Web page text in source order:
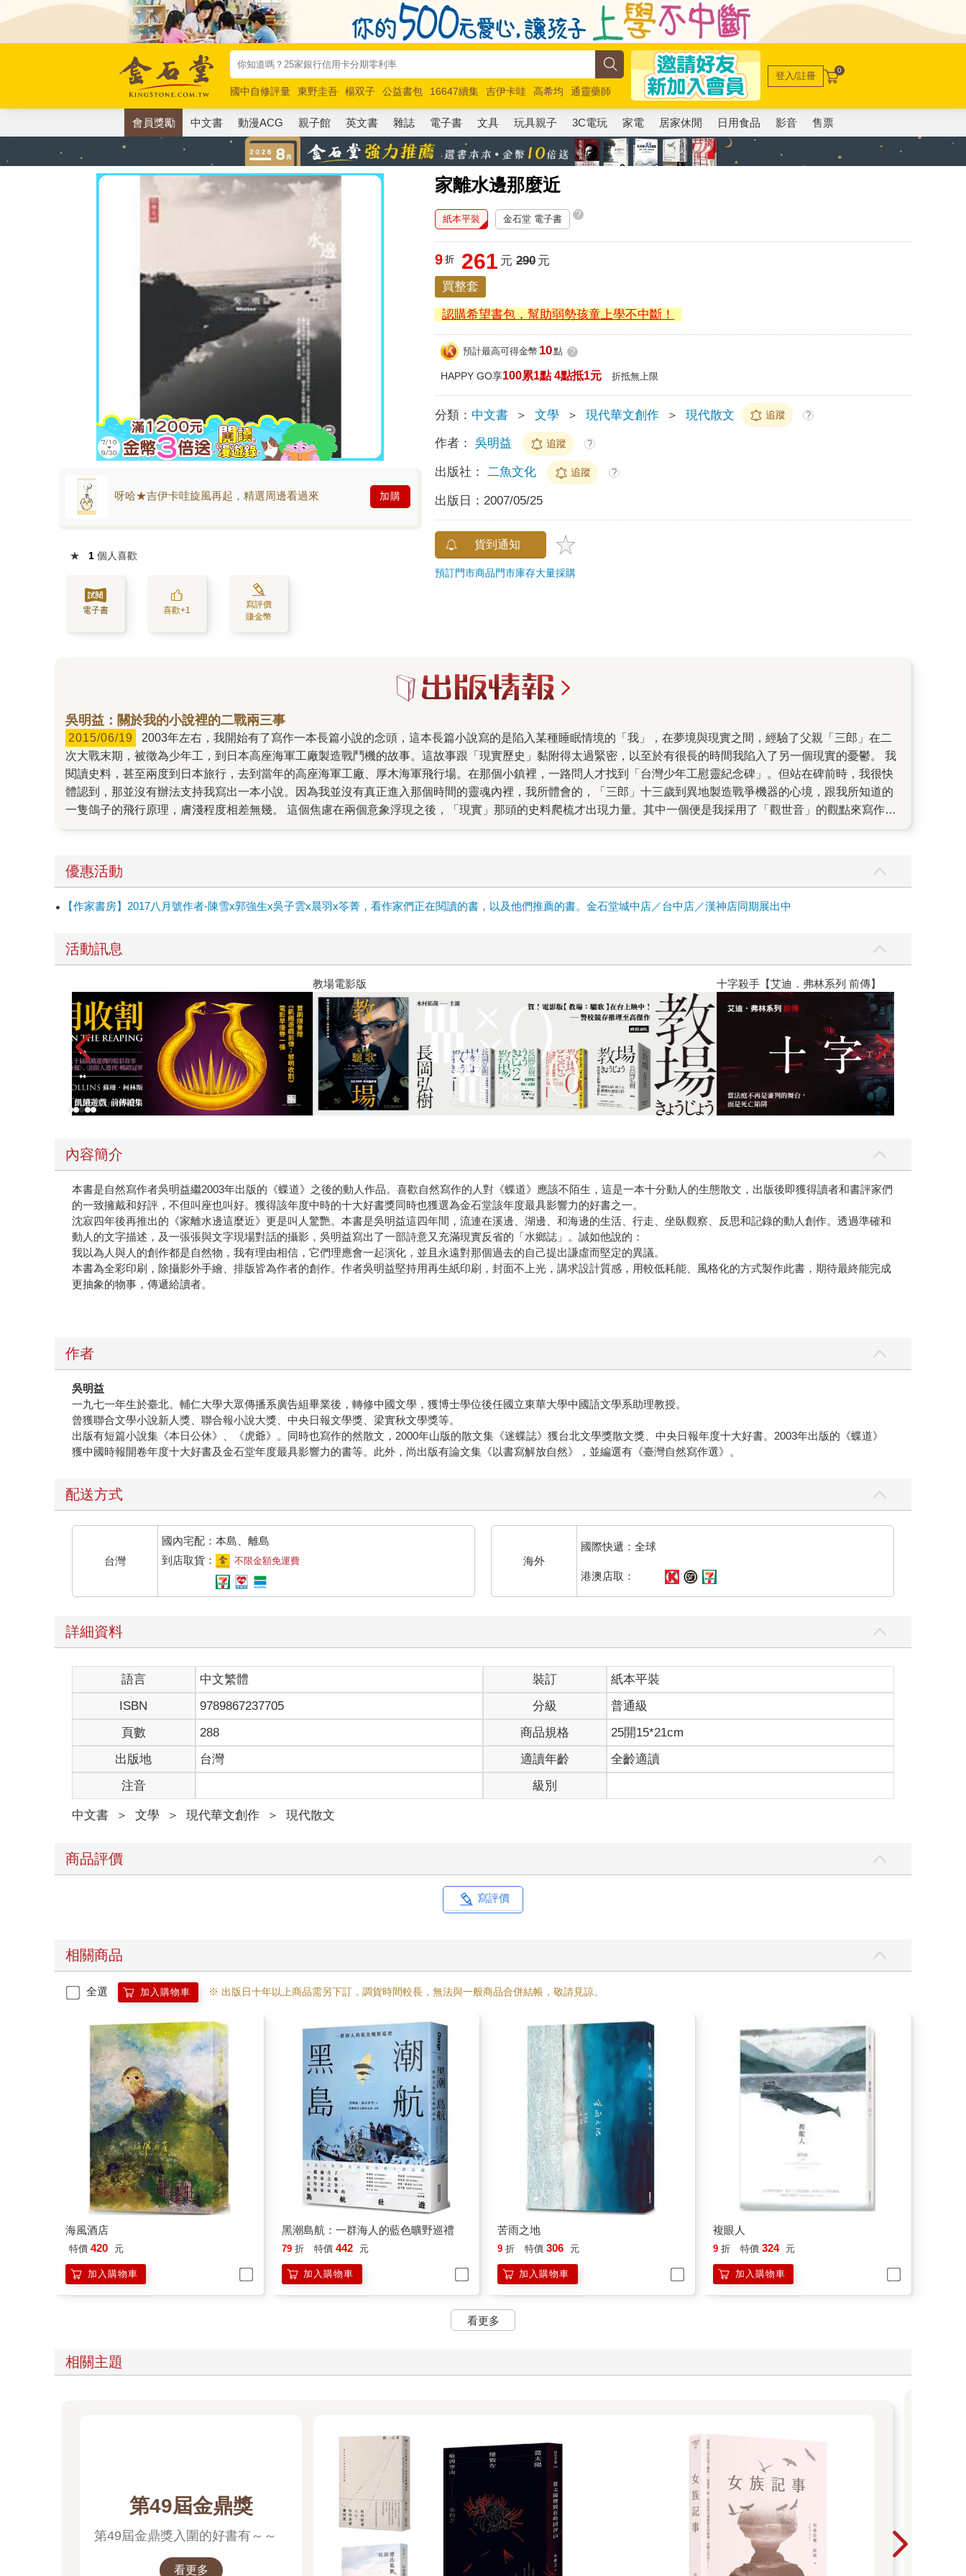
國中自修評量 東野圭吾 楊双子 公益書包 16647續集 吉伊卡哇 高希均
通靈藥師
唯紅花綻放
奧德賽 路邊攤新作 馬斯克 玩具總動員5 超慢跑
登入/註冊 0
會員獎勵 中文書 動漫ACG 親子館 英文書 雜誌 電子書 文具 玩具親子 3C電玩 家電 居家休閒 日用食品 影音 售票
家離水邊那麼近
呀哈★吉伊卡哇旋風再起，精選周邊看過來 加購
★ 1 個人喜歡
電子書 喜歡+1
寫評價
賺金幣
紙本平裝 金石堂 電子書 ?
9 折 261 元 290元
買整套
認購希望書包，幫助弱勢孩童上學不中斷！
預計最高可得金幣 10點 ?
HAPPY GO享100累1點 4點抵1元 折抵無上限
分類： 中文書 ＞ 文學 ＞ 現代華文創作 ＞ 現代散文 追蹤 ?
作者： 吳明益 追蹤 ?
出版社： 二魚文化 追蹤 ?
出版日： 2007/05/25
貨到通知
預訂門市商品門市庫存大量採購
吳明益：關於我的小說裡的二戰兩三事
2015/06/19
2003年左右，我開始有了寫作一本長篇小說的念頭，這本長篇小說寫的是陷入某種睡眠情境的「我」，在夢境與現實之間，經驗了父親「三郎」在二
次大戰末期，被徵為少年工，到日本高座海軍工廠製造戰鬥機的故事。這故事跟「現實歷史」黏附得太過緊密，以至於有很長的時間我陷入了另一個現實的憂鬱。 我
閱讀史料，甚至兩度到日本旅行，去到當年的高座海軍工廠、厚木海軍飛行場。在那個小鎮裡，一路問人才找到「台灣少年工慰靈紀念碑」。但站在碑前時，我很快
體認到，那並沒有辦法支持我寫出一本小說。因為我並沒有真正進入那個時間的靈魂內裡，我所體會的，「三郎」十三歲到異地製造戰爭機器的心境，跟我所知道的
一隻鴿子的飛行原理，膚淺程度相差無幾。 這個焦慮在兩個意象浮現之後，「現實」那頭的史料爬梳才出現力量。其中一個便是我採用了「觀世音」的觀點來寫作，
年）寫給川端康成的書信裡提到自己參加「勤勞動員」，住在「神奈川縣，高座郡，大和局高座廠，第五員工宿舍」裡，這正是小說裡的「三郎」所在的廠區。 加上
平岡提到黃昏時曾為台灣來的少年工說故事，並且用飛機的機油炒菜給他們吃，讓我也不禁想像，那時也在同一營區的我的「三郎」，會不會也吃過平岡公威炒的
菜，聽過他講的故事呢？ 也是少年工的我父親如果見過年輕時的三島由紀夫（甚至聽過他講故事），這點我光想就像身為蠟燭被點上火一樣，覺得人生如此神祕。 經
那輛腳踏車呢。我回信給對方，說如果我還繼續寫作，有一天我會寫出一本小說，告訴他（或她）腳踏車到哪裡去了。 讀著這封信，我不禁想起當年為了寫作《睡眠
好像它的主人進去了森林之後，再也沒有出來取走它似的。 我想，也許在那一刻，小說就已經開始了。 有很長的一段時間我開始對老鐵馬產生興趣與情感，我開始購
買老鐵馬的零件、琺瑯商標，到後來成了一個在街上尋找老鐵馬的人。不過直到小說動筆以前，我都沒有想到過，小說竟然會「再回到那場戰爭裡」。 腳踏車運用在
戰爭裡，最早可能在1875年，義大利人運用腳踏車在戰場上作為傳遞訊息之用。而世界上最知名的腳踏車部隊就是瑞士的山岳腳踏車旅。二戰時也有不少國家組織成
腳踏車部隊，在一本名為《戰爭中的腳踏車》（Jim Fitzpatrick, The Bicycle in Wartime: An Illustrated History, Star Hill Studio, 2011）的書裡，我讀到一支日本發動
太平洋戰爭時的重要部隊（或者應該說是作戰方式才對）——銀輪部隊。 這世界上，似乎沒有什麼發明物不會被運用在戰爭裡。戰爭是一種吞噬人類創造性技術的漩
渦，戰爭也似乎是一種激發人類傷害人類創造性技術的子宮。當時日軍一位參謀官?政信，奉命研究叢林戰法，因此在台灣這個多山、多河流的島嶼，為這支銀輪部隊
進行過長程騎行的演練。 對一個小說作者來說，這就像有人遞給你一把陌生的鑰匙，而你似乎直覺到它將開啟什麼？那被開啟的或許不屬於學術上的，而是屬於人性
裡的某處隱匿的空間。 隨著閱讀、訪談，我漸漸隨著腳踏車踏進一處又一處陌生的虛構森林，在這個追尋過程裡，我曾因為一本書而幾乎帶著故事走向另一個方向。
說的人物全盤更改，那就是小?提到太平洋戰爭開始以後，日本徵召了一些作家到各地戰場，以便進行戰爭宣傳報導。詩人高見順、小說尾崎士郎被陸軍徵用，以《蒼
氓》獲第一屆芥川獎的小說家石川達三則被海軍徵用，日後寫出了對戰爭態度完全不同的作品（先是以文學家的悲憫反省了這場戰爭，卻因書被捕入獄，出獄後，寫
作上竟有了完全不同的轉向）。我想，戰爭對這些作家，絕對是一場心靈的大轟炸。 高見順先後到了緬甸與中國戰場，在得知日本無條件投降的時候，他彷彿鬆了一
口氣寫道：「終於結束了。」當我讀到他在《敗戰日記》裡寫道「戰爭是人類的疾病，戰後不論戰勝國還是戰敗國，人類再也無法重建美好的世界」、「如果你吃薤
的鱗莖，或者向金魚跪拜，或許就能躲過炸彈」時，我想像著這樣一個人是怎麼看待自己的國家成為戰爭之罪的核心，又是怎麼看待自己成為戰爭裡罪的一員。 而
小?在書裡，曾側寫了一段高見順在緬甸，與一名緬甸女子幽會的場景：「可不知怎麼我被帶到了一個像日本寺院的走廊一樣的地方，那女人在那兒鋪上一張像蓆子那
樣的東西。月光照進來，那個女人的臉顯得非常蒼白。回來時，高見先生說：『有一股怪味直衝鼻子。』緬甸女人把一種很像茉莉花的『尼姬蒡』花直接擦在肌膚
上。法國香水就是這種花的浸出物精製而成的。這裡的女人把花的浸出物塗在身上，汗味和花粉味混合在一起，散發出一種強烈的氣味……」（小?行男，
互認識的人所決定，而且這些人的生命並不會受到任何威脅；但實際處在戰場上的卻是無數相互不認識的士兵，而他們將在殘酷的戰火中成為砲灰。」（2014:44）
那場戰爭看似遠離，但仍然透過上一代，以我們不知道的傷痛的遺傳模式，活存在我們身體裡的某處。只是多數人不知道而已。 而在寫小說時，我反覆拆解、組裝那
些老鐵馬，那些還沒有在時間之河裡沒頂的鐵馬，我為它們清除泥沙、除鏽、上油。在某一刻，我直覺到有什麼在那個沒有作用的縫隙裡還存在著。 那關係到一部鐵
馬的細微運作，一個人類心靈的細微運作。 （本文原載於東華大學《人社東華》第六期「二次世界大戰終戰70年紀念專刊」） ＊文中吳明益照片，由麥田提供。
優惠活動
【作家書房】2017八月號作者-陳雪x郭強生x吳子雲x晨羽x笭菁，看作家們正在閱讀的書，以及他們推薦的書。金石堂城中店／台中店／漢神店同期展出中
活動訊息
內容簡介
本書是自然寫作者吳明益繼2003年出版的《蝶道》之後的動人作品。喜歡自然寫作的人對《蝶道》應該不陌生，這是一本十分動人的生態散文，出版後即獲得讀者和書評家們
的一致擁戴和好評，不但叫座也叫好。獲得該年度中時的十大好書獎同時也獲選為金石堂該年度最具影響力的好書之一。
沈寂四年後再推出的《家離水邊這麼近》更是叫人驚艷。本書是吳明益這四年間，流連在溪邊、湖邊、和海邊的生活、行走、坐臥觀察、反思和記錄的動人創作。透過準確和
動人的文字描述，及一張張與文字現場對話的攝影，吳明益寫出了一部詩意又充滿現實反省的「水鄉誌」。誠如他說的：
我以為人與人的創作都是自然物，我有理由相信，它們理應會一起演化，並且永遠對那個過去的自己提出謙虛而堅定的異議。
本書為全彩印刷，除攝影外手繪、排版皆為作者的創作。作者吳明益堅持用再生紙印刷，封面不上光，講求設計質感，用較低耗能、風格化的方式製作此書，期待最終能完成
更抽象的物事，傳遞給讀者。
作者
吳明益
一九七一年生於臺北。輔仁大學大眾傳播系廣告組畢業後，轉修中國文學，獲博士學位後任國立東華大學中國語文學系助理教授。
曾獲聯合文學小說新人獎、聯合報小說大獎、中央日報文學獎、梁實秋文學獎等。
出版有短篇小說集《本日公休》、《虎爺》。同時也寫作的然散文，2000年山版的散文集《迷蝶誌》獲台北文學獎散文獎、中央日報年度十大好書。2003年出版的《蝶道》
獲中國時報開卷年度十大好書及金石堂年度最具影響力的書等。此外，尚出版有論文集《以書寫解放自然》，並編選有《臺灣自然寫作選》。
配送方式
台灣
國內宅配：本島、離島
到店取貨：
不限金額免運費 海外
國際快遞：全球
港澳店取：
詳細資料
語言 中文繁體 裝訂
紙本平裝
ISBN
9789867237705 分級
普通級
頁數
288 商品規格
25開15*21cm
出版地
台灣 適讀年齡
全齡適讀
注音
級別
中文書 ＞ 文學 ＞ 現代華文創作 ＞ 現代散文
商品評價
寫評價
相關商品
全選 加入購物車 ※ 出版日十年以上商品需另下訂，調貨時間較長，無法與一般商品合併結帳，敬請見諒。
海風酒店
特價 420 元
加入購物車
黑潮島航：一群海人的藍色曠野巡禮
79 折 特價 442 元
加入購物車
苦雨之地
9 折 特價 306 元
加入購物車
複眼人
9 折 特價 324 元
加入購物車
看更多
相關主題
第49屆金鼎獎
第49屆金鼎獎入圍的好書有～～
看更多